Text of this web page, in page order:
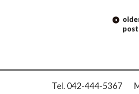
Tel. 042-444-5367